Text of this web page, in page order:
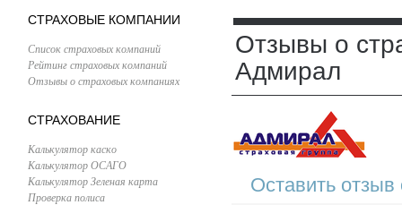
СТРАХОВЫЕ КОМПАНИИ
Список страховых компаний
Рейтинг страховых компаний
Отзывы о страховых компаниях
СТРАХОВАНИЕ
Калькулятор каско
Калькулятор ОСАГО
Калькулятор Зеленая карта
Проверка полиса
Отзывы о
Адмирал
Оставить